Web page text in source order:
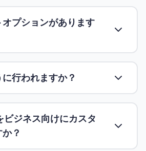
オプションがあります
行われますか？
ジネス向けにカスタ
？